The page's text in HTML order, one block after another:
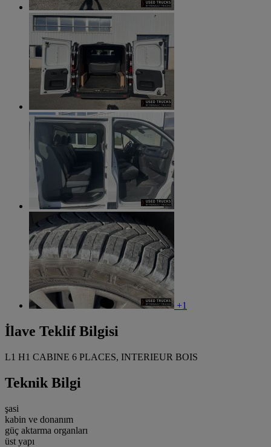
+1
İlave Teklif Bilgisi
L1 H1 CABINE 6 PLACES, INTERIEUR BOIS
Teknik Bilgi
şasi
kabin ve donanım
güç aktarma organları
üst yapı